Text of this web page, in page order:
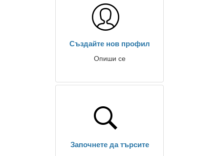
Създайте нов профил
Опиши се
Започнете да търсите